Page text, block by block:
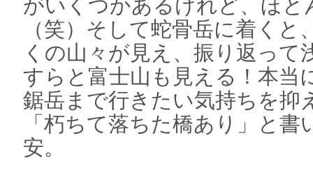
がいくつかあるけれど、ほと
（笑）そして蛇骨岳に着く
くの山々が見え、振り返っ
すらと富士山も見える！本当
鋸岳まで行きたい気持ちを抑
「朽ちて落ちた橋あり」と
安。